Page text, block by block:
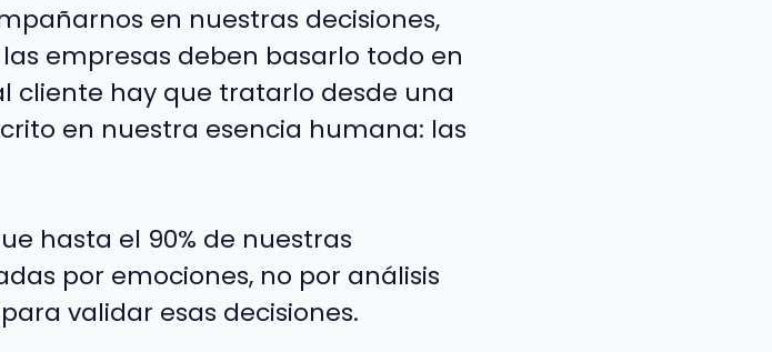
en nuestras decisiones,
empresas deben basarlo todo en
cliente hay que tratarlo desde una
en nuestra esencia humana: las
hasta el 90% de nuestras
por emociones, no por análisis
validar esas decisiones.